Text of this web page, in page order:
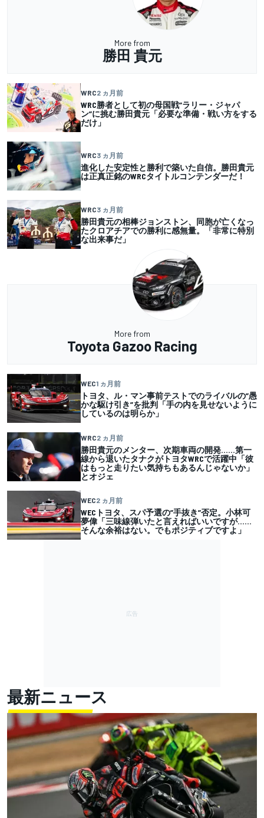
More from
勝田 貴元
WRC2 ヵ月前
WRC勝者として初の母国戦”ラリー・ジャパ
ン”に挑む勝田貴元「必要な準備・戦い方をする
だけ」
WRC3 ヵ月前
進化した安定性と勝利で築いた自信。勝田貴元
は正真正銘のWRCタイトルコンテンダーだ！
WRC3 ヵ月前
勝田貴元の相棒ジョンストン、同胞が亡くなっ
たクロアチアでの勝利に感無量。「非常に特別
な出来事だ」
More from
Toyota Gazoo Racing
WEC1 ヵ月前
トヨタ、ル・マン事前テストでのライバルの”愚
かな駆け引き”を批判「手の内を見せないように
しているのは明らか」
WRC2 ヵ月前
勝田貴元のメンター、次期車両の開発……第一
線から退いたタナクがトヨタWRCで活躍中「彼
はもっと走りたい気持ちもあるんじゃないか」
とオジェ
WEC2 ヵ月前
WECトヨタ、スパ予選の”手抜き”否定。小林可
夢偉「三味線弾いたと言えればいいですが……
そんな余裕はない。でもポジティブですよ」
最新ニュース